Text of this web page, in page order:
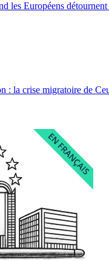
les Européens
: la crise migratoire de